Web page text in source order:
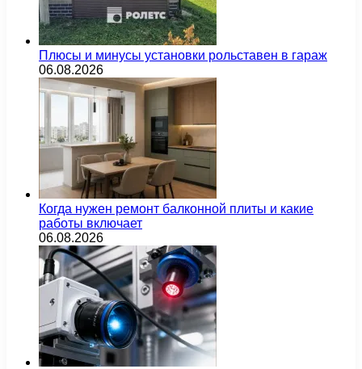
Плюсы и минусы установки рольставен в гараж
06.08.2026
Когда нужен ремонт балконной плиты и какие
работы включает
06.08.2026